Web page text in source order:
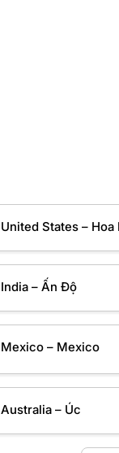
United States – Hoa
India – Ấn Độ
Mexico – Mexico
Australia – Úc